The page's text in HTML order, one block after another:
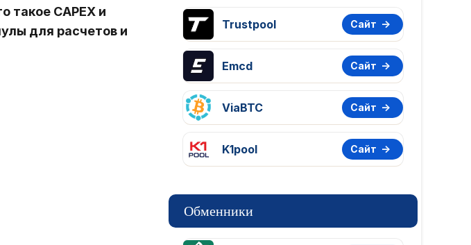
такое CAPEX и
для расчетов и
Trustpool Сайт
Emcd Сайт
ViaBTC Сайт
K1pool Сайт
Обменники